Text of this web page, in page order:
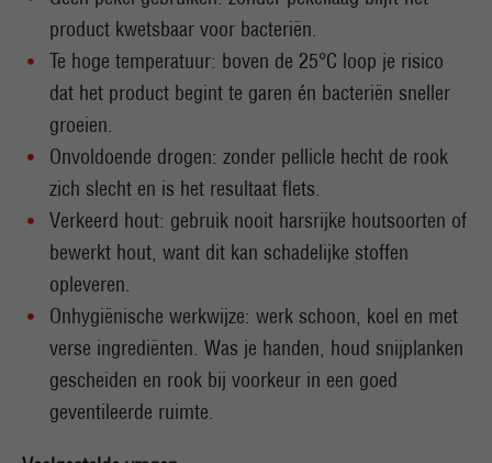
product kwetsbaar voor bacteriën.
Te hoge temperatuur: boven de 25°C loop je risico
dat het product begint te garen én bacteriën sneller
groeien.
Onvoldoende drogen: zonder pellicle hecht de rook
zich slecht en is het resultaat flets.
Verkeerd hout: gebruik nooit harsrijke houtsoorten of
bewerkt hout, want dit kan schadelijke stoffen
opleveren.
Onhygiënische werkwijze: werk schoon, koel en met
verse ingrediënten. Was je handen, houd snijplanken
gescheiden en rook bij voorkeur in een goed
geventileerde ruimte.